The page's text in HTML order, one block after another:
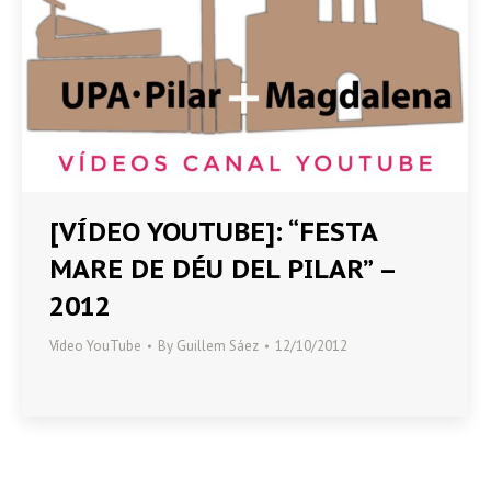
[VÍDEO YOUTUBE]: “FESTA
MARE DE DÉU DEL PILAR” –
2012
Vídeo YouTube By Guillem Sáez 12/10/2012